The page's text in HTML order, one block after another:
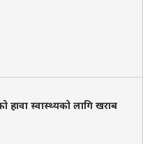
हावा स्वास्थ्यको लागि खराब